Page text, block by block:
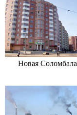
Новая Соломбала